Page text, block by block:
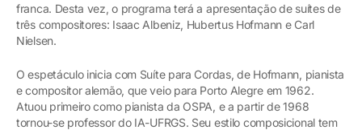
franca. Desta vez, o programa terá a apresentação de suítes de
três compositores: Isaac Albeniz, Hubertus Hofmann e Carl
Nielsen.
O espetáculo inicia com Suíte para Cordas, de Hofmann, pianista
e compositor alemão, que veio para Porto Alegre em 1962.
Atuou primeiro como pianista da OSPA, e a partir de 1968
tornou-se professor do IA-UFRGS. Seu estilo composicional tem